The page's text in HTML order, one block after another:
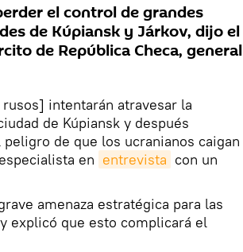
el control de grandes
de Kúpiansk y Járkov, dijo el
de República Checa, general
intentarán atravesar la
de Kúpiansk y después
de que los ucranianos caigan
en entrevista con un
amenaza estratégica para las
explicó que esto complicará el